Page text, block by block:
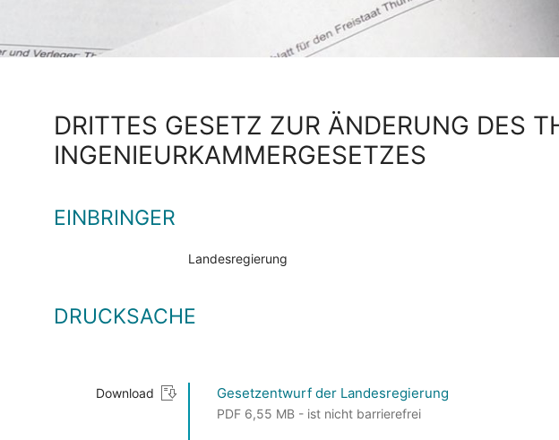
DRITTES GESETZ ZUR ÄNDERUNG DES
INGENIEURKAMMERGESETZES
EINBRINGER
Landesregierung
DRUCKSACHE
Download Gesetzentwurf der Landesregierung
PDF 6,55 MB - ist nicht barrierefrei